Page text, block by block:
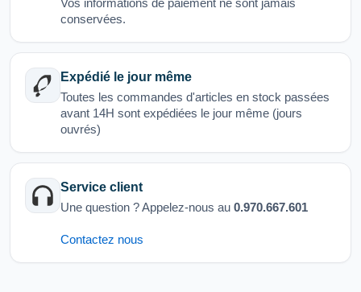
conservées.
Expédié le jour même
Toutes les commandes d'articles en stock passées
avant 14H sont expédiées le jour même (jours
ouvrés)
Service client
Une question ? Appelez-nous au 0.970.667.601
Contactez nous